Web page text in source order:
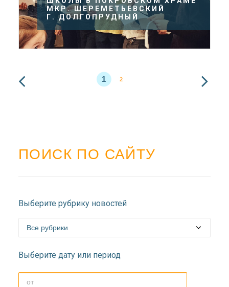
МКР. ШЕРЕМЕТЬЕВСКИЙ
Г. ДОЛГОПРУДНЫЙ
1 2
ПОИСК ПО САЙТУ
Выберите рубрику новостей
Выберите дату или период